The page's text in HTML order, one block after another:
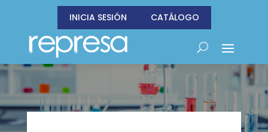
INICIA SESIÓN CATÁLOGO